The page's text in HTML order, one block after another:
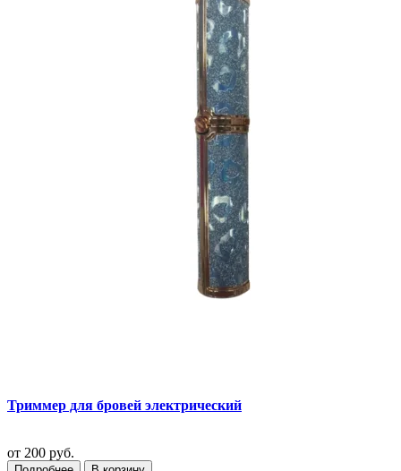
Триммер для бровей электрический
от 200 руб.